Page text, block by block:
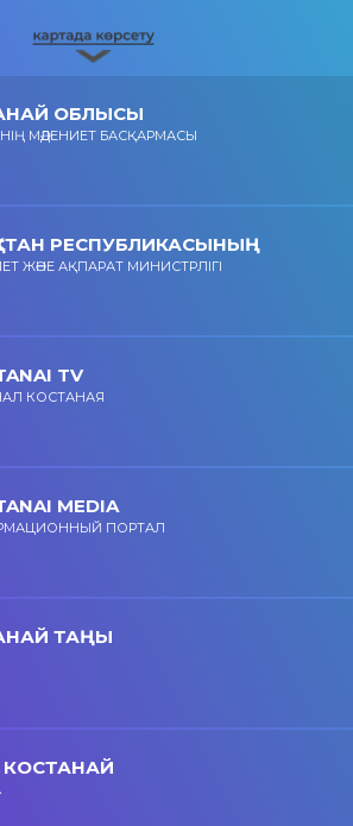
ОБЛЫСЫ
МӘДЕНИЕТ БАСҚАРМАСЫ
РЕСПУБЛИКАСЫНЫҢ
ЖӘНЕ АҚПАРАТ МИНИСТРЛІГІ
TV
КОСТАНАЯ
MEDIA
ПОРТАЛ
ТАҢЫ